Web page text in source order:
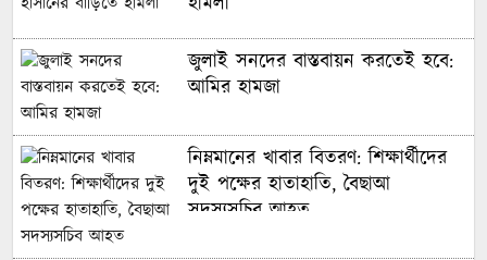
জুলাই সনদের বাস্তবায়ন করতেই হবে:
আমির হামজা
নিম্নমানের খাবার বিতরণ: শিক্ষার্থীদের
দুই পক্ষের হাতাহাতি, বৈছাআ
সদস্যসচিব আহত